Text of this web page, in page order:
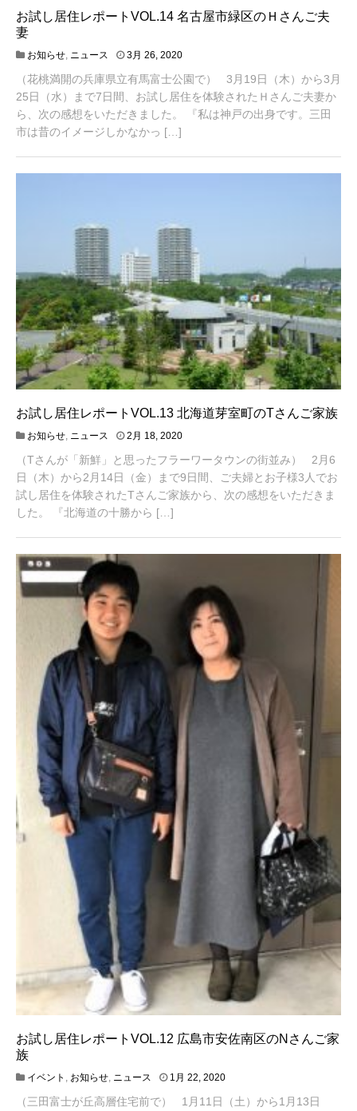
お試し居住レポートVOL.14 名古屋市緑区のＨさんご夫
妻
お知らせ ニュース 3月 26, 20204
2
0
（花桃満開の兵庫県立有馬富士公園で） 3月19日（木）から3月
25日（水）まで7日間、お試し居住を体験されたＨさんご夫妻か
ら、次の感想をいただきました。 『私は神戸の出身です。三田
市は昔のイメージしかなかっ […]
お試し居住レポートVOL.13 北海道芽室町のTさんご家族
お知らせ, ニュース 2月 18, 20204
2
0
,
2
（Tさんが「新鮮」と思ったフラーワータウンの街並み） 2月6
日（木）から2月14日（金）まで9日間、ご夫婦とお子様3人でお
試し居住を体験されたTさんご家族から、次の感想をいただきま
した。 『北海道の十勝から […]
お試し居住レポートVOL.12 広島市安佐南区のNさんご家
族
イベント , お知らせ, ニュース 1月 22, 20204
（三田富士が丘高層住宅前で） 1月11日（土）から1月13日